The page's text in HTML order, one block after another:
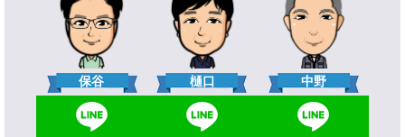
保谷 樋口 中野